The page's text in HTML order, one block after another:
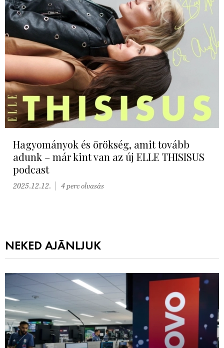
Hagyományok és örökség, amit tovább
adunk – már kint van az új ELLE THISISUS
podcast
2025.12.12. 4 perc olvasás
NEKED AJÁNLJUK